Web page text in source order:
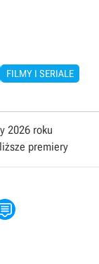
FILMY I SERIALE
2026 roku
premiery